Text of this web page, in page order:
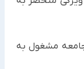
جامعه مشغول به